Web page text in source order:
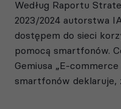
Według Raportu
2023/2024 autorstwa
dostępem do sieci
pomocą smartfonów.
Gemiusa „E-
smartfonów deklaruje,